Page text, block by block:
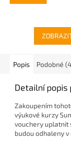
Popis Podobné
Detailní popis
Zakoupením
výukové kurzy
vouchery uplatnit
budou odhaleny